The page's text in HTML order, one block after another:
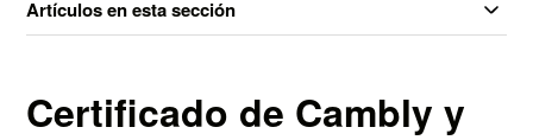
Artículos en esta sección
Certificado de Cambly y